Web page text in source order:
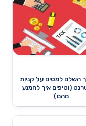
השלם למסים על קניות
(וטיפים איך להמנע
מהם)